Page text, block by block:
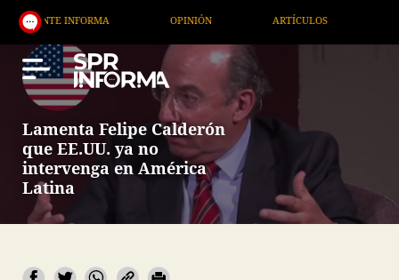
INFORMA ARTÍCULOS
Lamenta Felipe Calderón
que EE.UU. ya no
intervenga en América
Latina